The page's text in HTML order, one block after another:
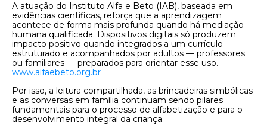
A atuação do Instituto Alfa e Beto (IAB), baseada em
evidências científicas, reforça que a aprendizagem
acontece de forma mais profunda quando há mediação
humana qualificada. Dispositivos digitais só produzem
impacto positivo quando integrados a um currículo
estruturado e acompanhados por adultos — professores
ou familiares — preparados para orientar esse uso.
www.alfaebeto.org.br
Por isso, a leitura compartilhada, as brincadeiras simbólicas
e as conversas em família continuam sendo pilares
fundamentais para o processo de alfabetização e para o
desenvolvimento integral da criança.